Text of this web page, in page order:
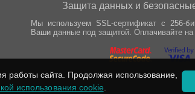
Защита данных и
Мы используем SSL-сертификат с 256-
Ваши данные под защитой. Оплачивайте на
сайта. Продолжая использование,
использования cookie